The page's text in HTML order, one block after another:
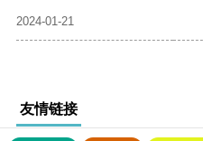
2024-01-21
友情链接